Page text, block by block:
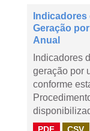
Geração
Anual
Indicadores
geração por
conforme